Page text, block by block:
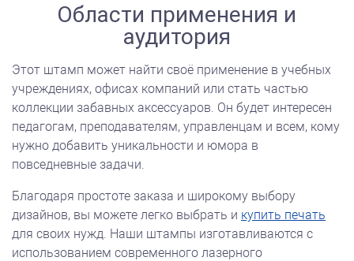
Области применения и
аудитория
Этот штамп может найти своё применение в учебных
учреждениях, офисах компаний или стать частью
коллекции забавных аксессуаров. Он будет интересен
педагогам, преподавателям, управленцам и всем, кому
нужно добавить уникальности и юмора в
повседневные задачи.
Благодаря простоте заказа и широкому выбору
дизайнов, вы можете легко выбрать и купить печать
для своих нужд. Наши штампы изготавливаются с
использованием современного лазерного